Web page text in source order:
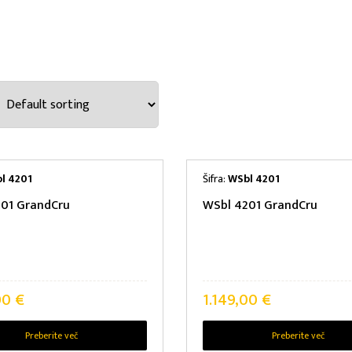
ZNAMKE
RAZRED
UČINKOVITOST
KLIMATSKI RAZRED
4201
GrandCru
€
Preberite več
Šifra:WSbl 4201
WSbl 4201 GrandCru
1.149,00 €
Preberite več